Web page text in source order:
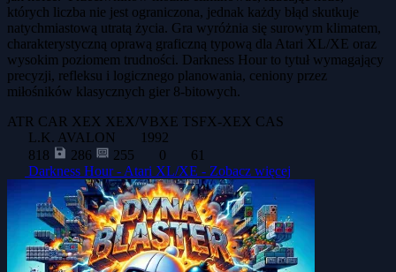
których liczba nie jest ograniczona, jednak każdy błąd skutkuje
natychmiastową utratą życia. Gra wyróżnia się surowym klimatem,
charakterystyczną oprawą graficzną typową dla Atari XL/XE oraz
wysokim poziomem trudności. Darkness Hour to tytuł wymagający
precyzji, refleksu i logicznego planowania, ceniony przez
miłośników klasycznych gier 8-bitowych.
ATR CAR XEX XEX/VBXE TSFX-XEX CAS
L.K. AVALON
1992
818
286 255 0
61
Darkness Hour - Atari XL/XE - Zobacz więcej